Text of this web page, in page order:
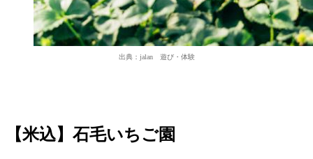
出典：jalan 遊び・体験
【米込】石毛いちご園